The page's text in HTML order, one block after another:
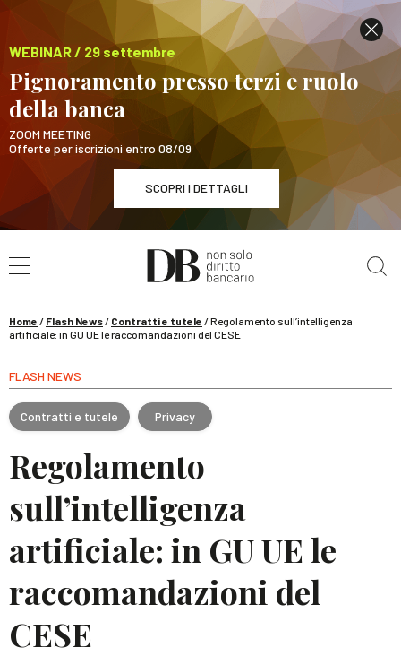
WEBINAR / 29 settembre
Pignoramento presso terzi e ruolo
della banca
ZOOM MEETING
Offerte per iscrizioni entro 08/09
SCOPRI I DETTAGLI
WEBINAR / 29 settembre
Pignoramento presso terzi e ruolo della banca
Home / Flash News/ Contratti e tutele /Regolamento sull’intelligenza
artificiale: in GU UE le raccomandazioni del CESE
FLASH NEWS
Contratti e tutele Privacy
Regolamento
sull’intelligenza
artificiale: in GU UE le
raccomandazioni del
CESE